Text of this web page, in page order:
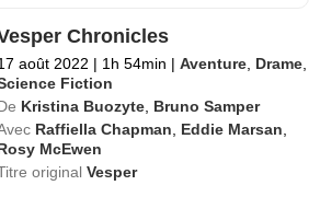
Chronicles
août 2022 | 1h 54min | Aventure Drame
Fiction
Kristina Buozyte Bruno Samper
Raffiella Chapman Eddie Marsan
McEwen
originalVesper